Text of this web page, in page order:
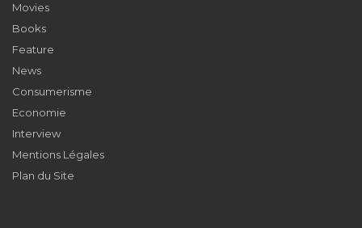
Movies
Books
Feature
News
Consumerisme
Economie
Interview
Mentions Légales
Plan du Site